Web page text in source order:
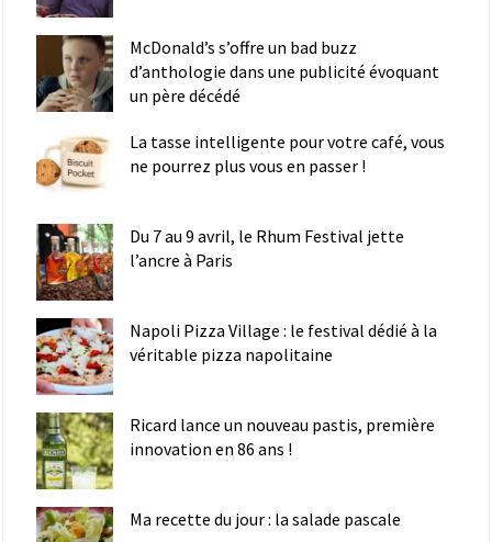
McDonald’s s’offre un bad buzz
d’anthologie dans une publicité évoquant
un père décédé
La tasse intelligente pour votre café, vous
ne pourrez plus vous en passer !
Du 7 au 9 avril, le Rhum Festival jette
l’ancre à Paris
Napoli Pizza Village : le festival dédié à la
véritable pizza napolitaine
Ricard lance un nouveau pastis, première
innovation en 86 ans !
Ma recette du jour : la salade pascale